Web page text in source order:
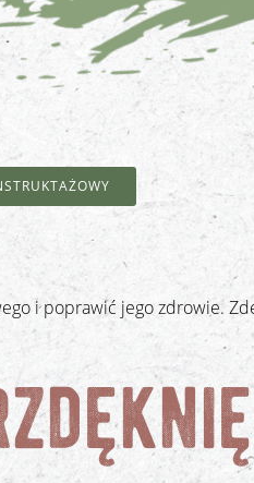
i poprawić jego zdrowie.